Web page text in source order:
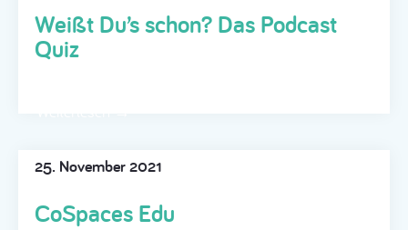
Weißt Du’s schon? Das Podcast
Quiz
25. November 2021
CoSpaces Edu